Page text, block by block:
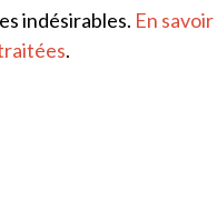
indésirables. En
.